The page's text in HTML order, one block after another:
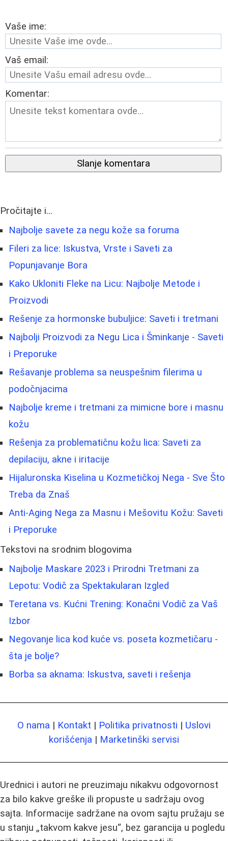
Vaše ime:
Vaš email:
Komentar:
Slanje komentara
Pročitajte i...
Najbolje savete za negu kože sa foruma
Fileri za lice: Iskustva, Vrste i Saveti za
Popunjavanje Bora
Kako Ukloniti Fleke na Licu: Najbolje Metode i
Proizvodi
Rešenje za hormonske bubuljice: Saveti i tretmani
Najbolji Proizvodi za Negu Lica i Šminkanje - Saveti
i Preporuke
Rešavanje problema sa neuspešnim filerima u
podočnjacima
Najbolje kreme i tretmani za mimicne bore i masnu
kožu
Rešenja za problematičnu kožu lica: Saveti za
depilaciju, akne i iritacije
Hijaluronska Kiselina u Kozmetičkoj Nega - Sve Što
Treba da Znaš
Anti-Aging Nega za Masnu i Mešovitu Kožu: Saveti
i Preporuke
Tekstovi na srodnim blogovima
Najbolje Maskare 2023 i Prirodni Tretmani za
Lepotu: Vodič za Spektakularan Izgled
Teretana vs. Kućni Trening: Konačni Vodič za Vaš
Izbor
Negovanje lica kod kuće vs. poseta kozmetičaru -
šta je bolje?
Borba sa aknama: Iskustva, saveti i rešenja
O nama | Kontakt | Politika privatnosti | Uslovi
korišćenja | Marketinški servisi
Urednici i autori ne preuzimaju nikakvu odgovornost
za bilo kakve greške ili propuste u sadržaju ovog
sajta. Informacije sadržane na ovom sajtu pružaju se
u stanju „takvom kakve jesu“, bez garancija u pogledu